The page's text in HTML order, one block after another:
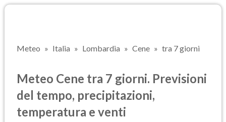
Meteo Italia Lombardia Cene tra 7 giorni
Meteo Cene tra 7 giorni. Previsioni
del tempo, precipitazioni,
temperatura e venti